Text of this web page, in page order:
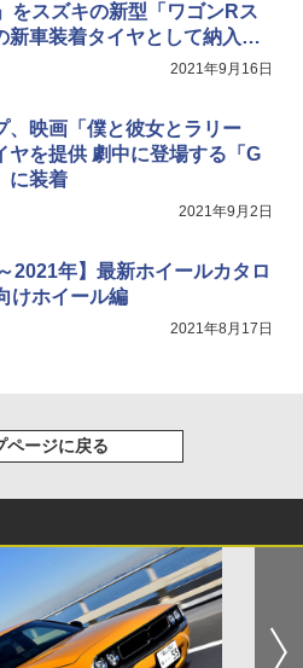
をスズキの新型「ワゴンRス
新車装着タイヤとして納入開
2021年9月16日
、映画「僕と彼女とラリー
ヤを提供 劇中に登場する「G
に装着
2021年9月2日
2021年】最新ホイールカタロ
けホイール編
2021年8月17日
ページに戻る